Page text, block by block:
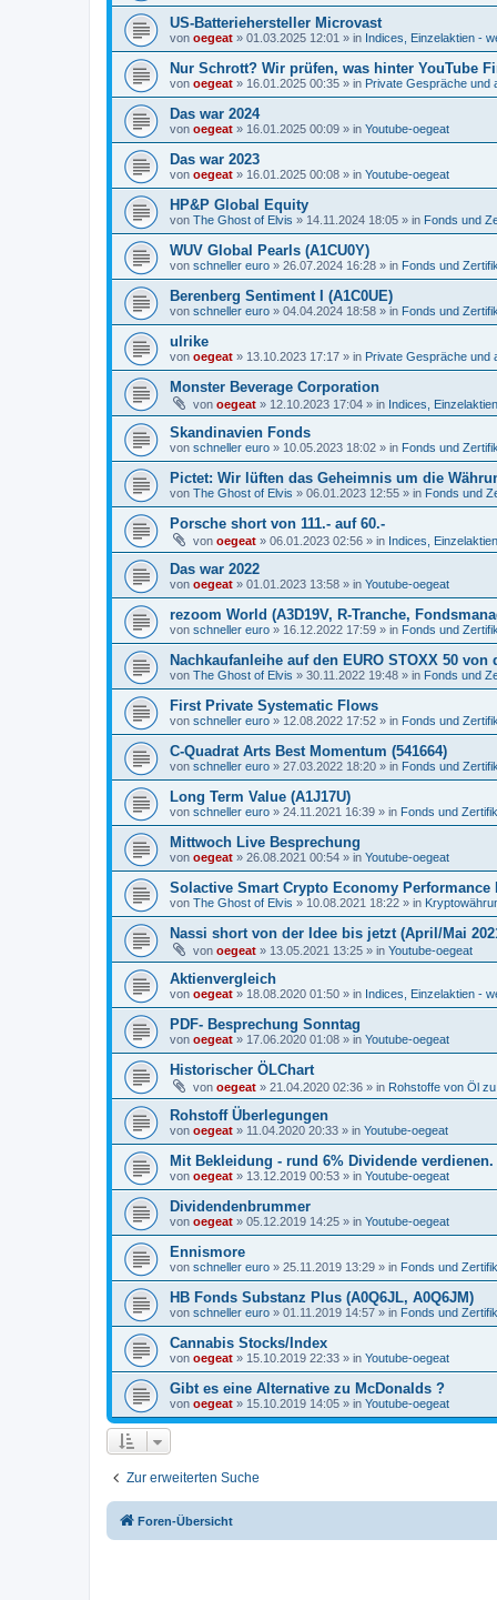
US-Batteriehersteller Microvast
von oegeat » 01.03.2025 12:01 » in Indices, Einzelaktien -
Nur Schrott? Wir prüfen, was hinter YouTube
von oegeat » 16.01.2025 00:35 » in Private Gespräche und
Das war 2024
von oegeat » 16.01.2025 00:09 » in Youtube-oegeat
Das war 2023
von oegeat » 16.01.2025 00:08 » in Youtube-oegeat
HP&P Global Equity
von The Ghost of Elvis » 14.11.2024 18:05 » in Fonds und
WUV Global Pearls (A1CU0Y)
von schneller euro » 26.07.2024 16:28 » in Fonds und
Berenberg Sentiment I (A1C0UE)
von schneller euro » 04.04.2024 18:58 » in Fonds und
ulrike
von oegeat » 13.10.2023 17:17 » in Private Gespräche und
Monster Beverage Corporation
von oegeat » 12.10.2023 17:04 » in Indices,
Skandinavien Fonds
von schneller euro » 10.05.2023 18:02 » in Fonds und
Pictet: Wir lüften das Geheimnis um die
von The Ghost of Elvis » 06.01.2023 12:55 » in Fonds und
Porsche short von 111.- auf 60.-
von oegeat » 06.01.2023 02:56 » in Indices,
Das war 2022
von oegeat » 01.01.2023 13:58 » in Youtube-oegeat
rezoom World (A3D19V, R-Tranche,
von schneller euro » 16.12.2022 17:59 » in Fonds und
Nachkaufanleihe auf den EURO STOXX 50 von
von The Ghost of Elvis » 30.11.2022 19:48 » in Fonds und
First Private Systematic Flows
von schneller euro » 12.08.2022 17:52 » in Fonds und
C-Quadrat Arts Best Momentum (541664)
von schneller euro » 27.03.2022 18:20 » in Fonds und
Long Term Value (A1J17U)
von schneller euro » 24.11.2021 16:39 » in Fonds und
Mittwoch Live Besprechung
von oegeat » 26.08.2021 00:54 » in Youtube-oegeat
Solactive Smart Crypto Economy Performance
von The Ghost of Elvis » 10.08.2021 18:22 » in
Nassi short von der Idee bis jetzt (April/Mai
von oegeat » 13.05.2021 13:25 » in Youtube-oegeat
Aktienvergleich
von oegeat » 18.08.2020 01:50 » in Indices, Einzelaktien -
PDF- Besprechung Sonntag
von oegeat » 17.06.2020 01:08 » in Youtube-oegeat
Historischer ÖLChart
von oegeat » 21.04.2020 02:36 » in Rohstoffe von Öl
Rohstoff Überlegungen
von oegeat » 11.04.2020 20:33 » in Youtube-oegeat
Mit Bekleidung - rund 6% Dividende verdienen.
von oegeat » 13.12.2019 00:53 » in Youtube-oegeat
Dividendenbrummer
von oegeat » 05.12.2019 14:25 » in Youtube-oegeat
Ennismore
von schneller euro » 25.11.2019 13:29 » in Fonds und
HB Fonds Substanz Plus (A0Q6JL, A0Q6JM)
von schneller euro » 01.11.2019 14:57 » in Fonds und
Cannabis Stocks/Index
von oegeat » 15.10.2019 22:33 » in Youtube-oegeat
Gibt es eine Alternative zu McDonalds ?
von oegeat » 15.10.2019 14:05 » in Youtube-oegeat
Zur erweiterten Suche
Foren-Übersicht